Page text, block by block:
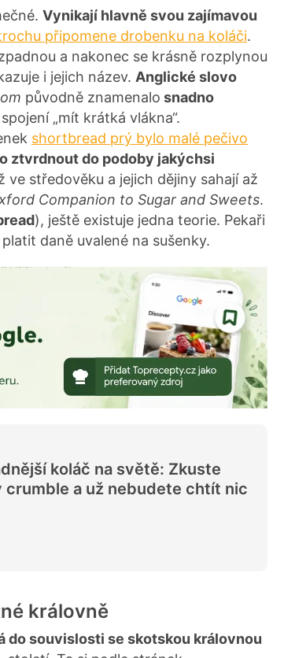
Vynikají hlavně svou zajímavou
připomene drobenku na koláči.
a nakonec se krásně rozplynou
i jejich název. Anglické slovo
původně znamenalo snadno
„mít krátká vlákna“.
shortbread prý bylo malé pečivo
ztvrdnout do podoby jakýchsi
ve středověku a jejich dějiny sahají až
Companion to Sugar and Sweets.
), ještě existuje jedna teorie. Pekaři
daně uvalené na sušenky.
koláč na světě: Zkuste
crumble a už nebudete chtít nic
královně
do souvislosti se skotskou královnou